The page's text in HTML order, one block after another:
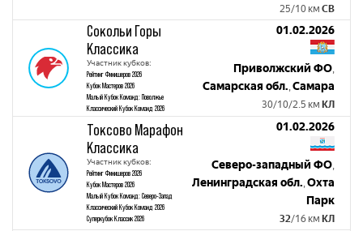
25/10 км СВ
Сокольи Горы
Классика
Участник кубков:
Рейтинг Финишеров 2026
Кубок Мастеров 2026
Малый Кубок Команд: Поволжье
Классический Кубок Команд 2026
01.02.2026
Приволжский ФО,
Самарская обл.,Самара
30/10/2.5 км КЛ
Токсово Марафон
Классика
Участник кубков:
Рейтинг Финишеров 2026
Кубок Мастеров 2026
Малый Кубок Команд: Северо-Запад
Классический Кубок Команд 2026
Суперкубок Классик 2026
01.02.2026
Северо-западный ФО,
Ленинградская обл.,Охта
Парк
32/16 км КЛ